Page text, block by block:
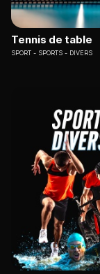
Tennis de table
SPORT SPORTS - DIVERS